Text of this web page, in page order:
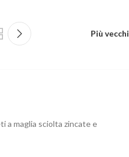
Più vecchi
a maglia sciolta zincate e